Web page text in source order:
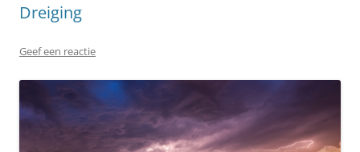
Dreiging
Geef een reactie